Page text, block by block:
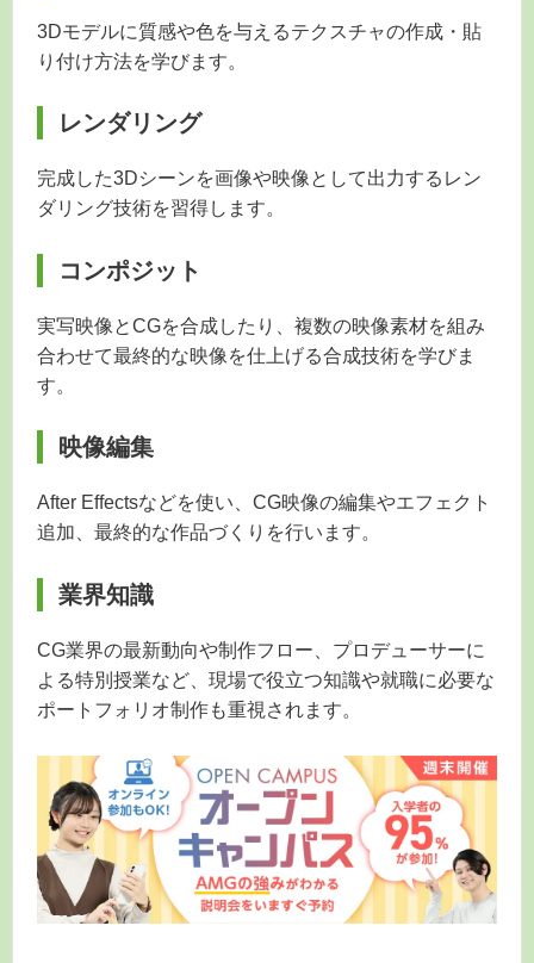
3Dモデルに質感や色を与えるテクスチャの作成・貼
り付け方法を学びます。
レンダリング
完成した3Dシーンを画像や映像として出力するレン
ダリング技術を習得します。
コンポジット
実写映像とCGを合成したり、複数の映像素材を組み
合わせて最終的な映像を仕上げる合成技術を学びま
す。
映像編集
After Effectsなどを使い、CG映像の編集やエフェクト
追加、最終的な作品づくりを行います。
業界知識
CG業界の最新動向や制作フロー、プロデューサーに
よる特別授業など、現場で役立つ知識や就職に必要な
ポートフォリオ制作も重視されます。